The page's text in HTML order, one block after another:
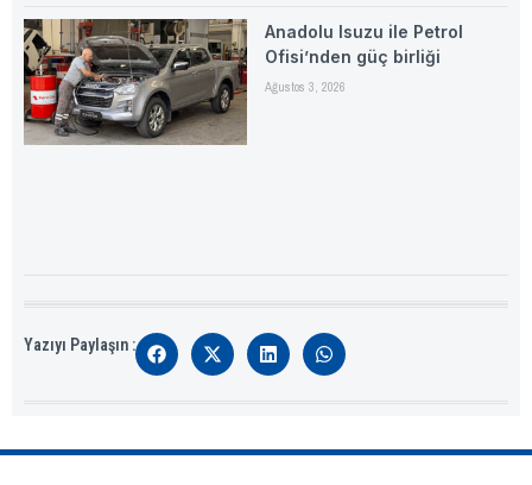
Anadolu Isuzu ile Petrol
Ofisi’nden güç birliği
Ağustos 3, 2026
Yazıyı Paylaşın :